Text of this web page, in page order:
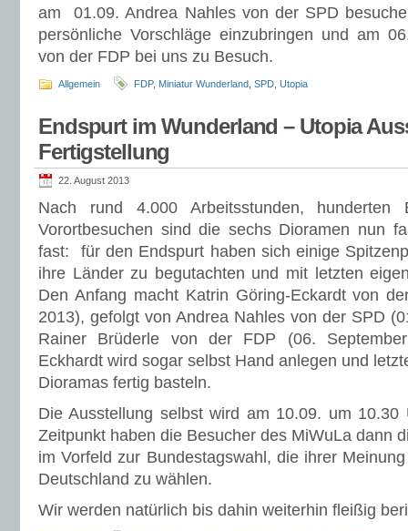
am 01.09. Andrea Nahles von der SPD
persönliche Vorschläge einzubringen und am
von der FDP bei uns zu Besuch.
Allgemein FDP, Miniatur Wunderland SPD Utopia
Endspurt im Wunderland – Utopia
Fertigstellung
22. August 2013
Nach rund 4.000 Arbeitsstunden, hunderten
Vorortbesuchen sind die sechs Dioramen nun
fast: für den Endspurt haben sich einige
ihre Länder zu begutachten und mit letzten
Den Anfang macht Katrin Göring-Eckardt von
2013), gefolgt von Andrea Nahles von der SPD
Rainer Brüderle von der FDP (06.
Eckhardt wird sogar selbst Hand anlegen und
Dioramas fertig basteln.
Die Ausstellung selbst wird am 10.09. um 10.30
Zeitpunkt haben die Besucher des MiWuLa dann
im Vorfeld zur Bundestagswahl, die ihrer
Deutschland zu wählen.
Wir werden natürlich bis dahin weiterhin fleißig